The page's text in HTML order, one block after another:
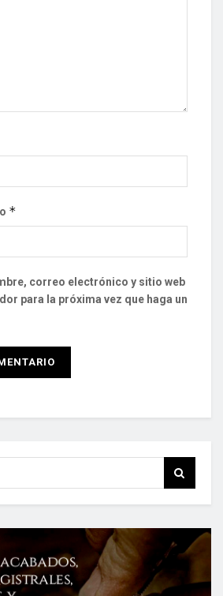
*
correo electrónico y sitio web
para la próxima vez que haga un